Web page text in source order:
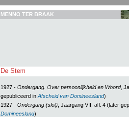
MENNO TER BRAAK
De Stem
1927 - Ondergang. Over persoonlijkheid en Woord,
gepubliceerd in Afscheid van Domineesland)
1927 - Ondergang (slot) , Jaargang VII, afl. 4 (later
Domineesland)